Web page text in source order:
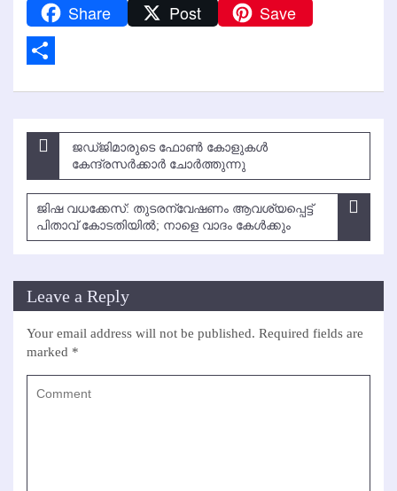
Line Share Post Save
Post
navigation
ജഡ്ജിമാരുടെ ഫോണ്‍ കോളുകള്‍
കേന്ദ്രസര്‍ക്കാര്‍ ചോര്‍ത്തുന്നു
ജിഷ വധക്കേസ്: തുടരന്വേഷണം ആവശ്യപ്പെട്ട്
പിതാവ് കോടതിയില്‍; നാളെ വാദം കേള്‍ക്കും
Leave a Reply
Your email address will not be published. Required fields are
marked *